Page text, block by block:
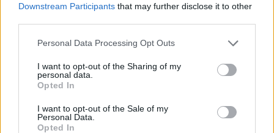
Downstream Participants that may further disclose it to other
Please note that this website/app uses one or more Google
not limited to your visit or usage behaviour. You may click to
grant or deny consent to Google and its third-party tags to
use your data for below specified purposes in below Google
consent section.
Personal Data Processing Opt Outs
I want to opt-out of the Sharing of my
personal data.
Opted In
I want to opt-out of the Sale of my
Personal Data.
Opted In
Continuez la lecture
NEWS